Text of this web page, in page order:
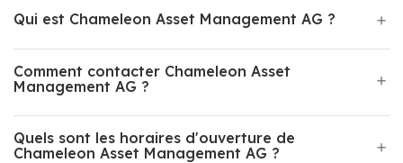
Qui est Chameleon Asset Management AG ?
Comment contacter Chameleon Asset
Management AG ?
Quels sont les horaires d'ouverture de
Chameleon Asset Management AG ?